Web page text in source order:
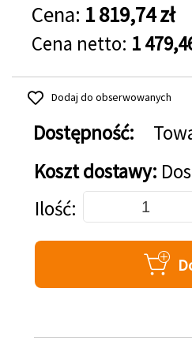
Cena: 1 819,74 zł
Cena netto: 1
Dodaj do obserwowanych
Dostępność:
Koszt dostawy:
Dodaj do koszyka
Ilość